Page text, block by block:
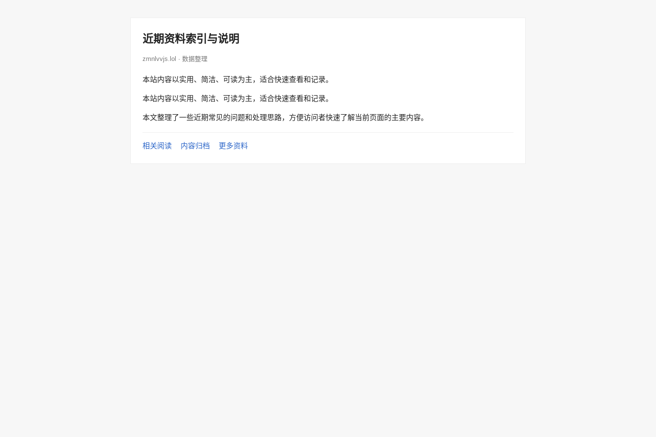
近期资料索引与说明
zmnlvvjs.lol · 数据整理
本站内容以实用、简洁、可读为主，适合快速查看和记录。
本站内容以实用、简洁、可读为主，适合快速查看和记录。
本文整理了一些近期常见的问题和处理思路，方便访问者快速了解当前页面的主要内容。
相关阅读 内容归档 更多资料